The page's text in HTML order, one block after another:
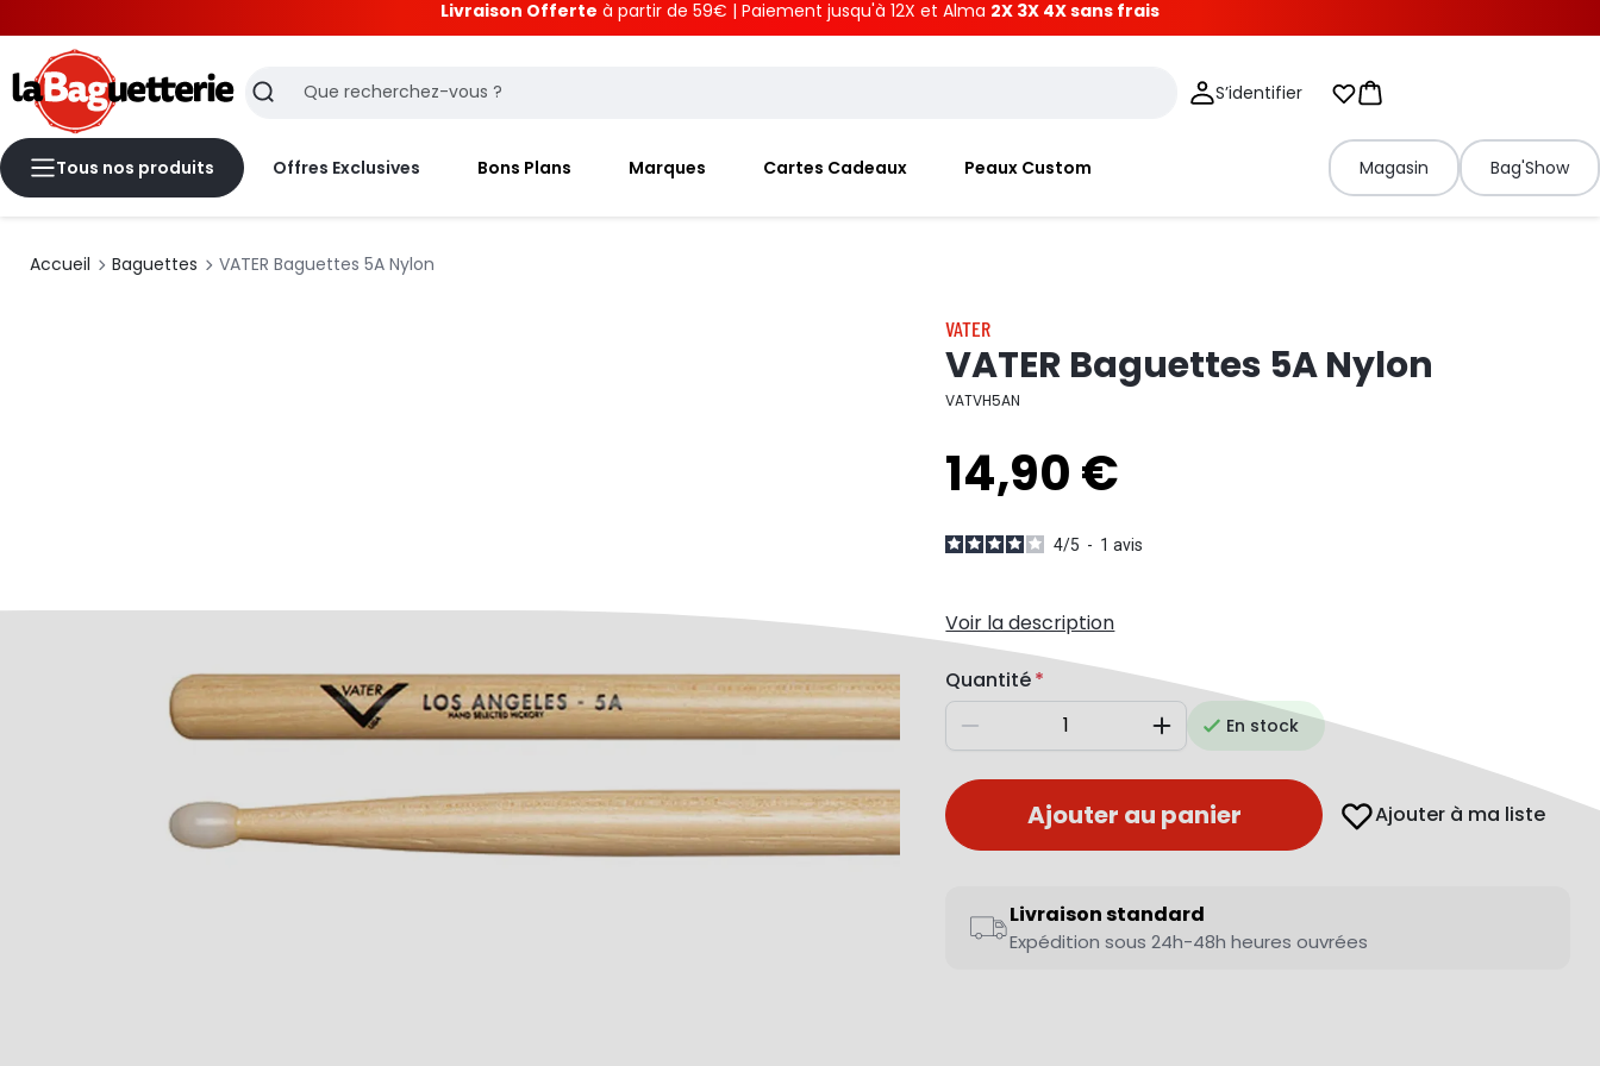
Livraison Offerte à partir de 59€ | Paiement jusqu'à 12X et Alma 2X 3X 4X sans frais
Recherche S’identifier Mes listes d'envies
Panier
Tous nos produits Offres Exclusives Bons Plans Marques Cartes Cadeaux Peaux Custom Magasin Bag'Show
Accueil Baguettes VATER Baguettes 5A Nylon
VATER
VATER Baguettes 5A Nylon
VATVH5AN
14,90 €
4/5 - 1avis
Voir la description
Quantité
Diminuer AugmenterEn stock
Ajouter au panier Ajouter à ma liste
Livraison standard
Expédition sous 24h-48h heures ouvrées